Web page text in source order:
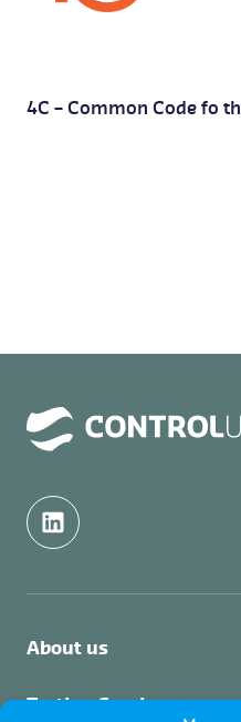
4C – Common Code fo
About us
Industri
Testing Services